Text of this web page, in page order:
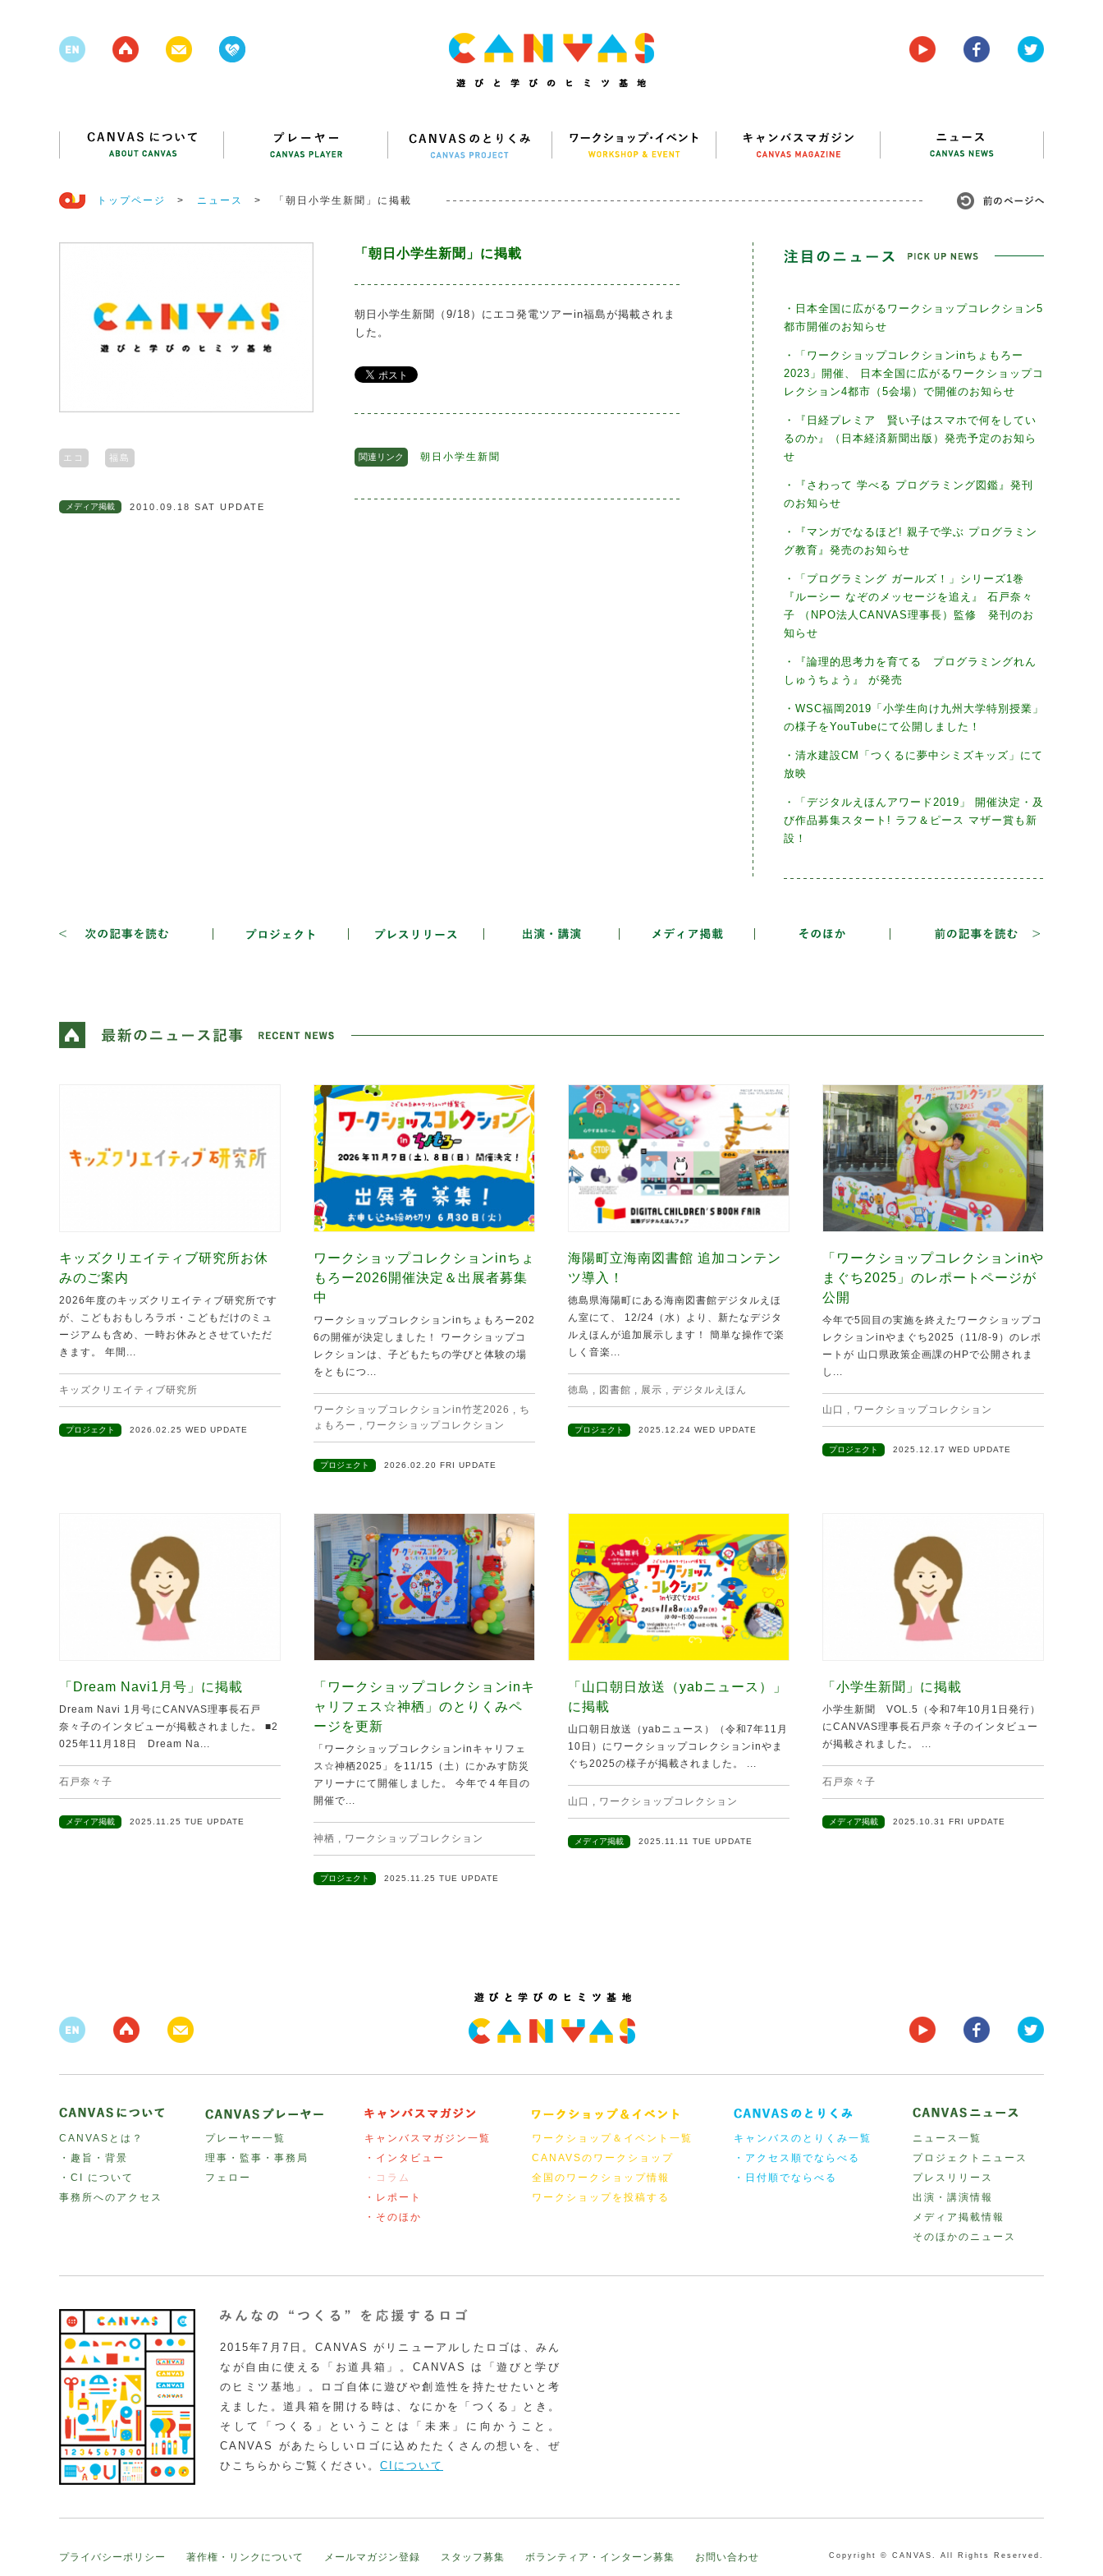
トップページ > ニュース > 「朝日小学生新聞」に掲載
エコ 福島
メディア掲載 2010.09.18 SAT UPDATE
「朝日小学生新聞」に掲載
朝日小学生新聞（9/18）にエコ発電ツアーin福島が掲載されま
した。
関連リンク 朝日小学生新聞
・日本全国に広がるワークショップコレクション5
都市開催のお知らせ
・「ワークショップコレクションinちょもろー
2023」開催、 日本全国に広がるワークショップコ
レクション4都市（5会場）で開催のお知らせ
・『日経プレミア 賢い子はスマホで何をしてい
るのか』（日本経済新聞出版）発売予定のお知ら
せ
・『さわって 学べる プログラミング図鑑』発刊
のお知らせ
・『マンガでなるほど! 親子で学ぶ プログラミン
グ教育』発売のお知らせ
・「プログラミング ガールズ！」シリーズ1巻
『ルーシー なぞのメッセージを追え』 石戸奈々
子 （NPO法人CANVAS理事長）監修 発刊のお
知らせ
・『論理的思考力を育てる プログラミングれん
しゅうちょう』 が発売
・WSC福岡2019「小学生向け九州大学特別授業」
の様子をYouTubeにて公開しました！
・清水建設CM「つくるに夢中シミズキッズ」にて
放映
・「デジタルえほんアワード2019」 開催決定・及
び作品募集スタート! ラフ＆ピース マザー賞も新
設！
キッズクリエイティブ研究所お休
みのご案内
2026年度のキッズクリエイティブ研究所です
が、こどもおもしろラボ・こどもだけのミュ
ージアムも含め、一時お休みとさせていただ
きます。 年間...
キッズクリエイティブ研究所
プロジェクト 2026.02.25 WED UPDATE
ワークショップコレクションinちょ
もろー2026開催決定＆出展者募集
中
ワークショップコレクションinちょもろー202
6の開催が決定しました！ ワークショップコ
レクションは、子どもたちの学びと体験の場
をともにつ...
ワークショップコレクションin竹芝2026 , ち
ょもろー , ワークショップコレクション
プロジェクト 2026.02.20 FRI UPDATE
海陽町立海南図書館 追加コンテン
ツ導入！
徳島県海陽町にある海南図書館デジタルえほ
ん室にて、 12/24（水）より、新たなデジタ
ルえほんが追加展示します！ 簡単な操作で楽
しく音楽...
徳島 , 図書館 , 展示 , デジタルえほん
プロジェクト 2025.12.24 WED UPDATE
「ワークショップコレクションinや
まぐち2025」のレポートページが
公開
今年で5回目の実施を終えたワークショップコ
レクションinやまぐち2025（11/8-9）のレポ
ートが 山口県政策企画課のHPで公開されま
し...
山口 , ワークショップコレクション
プロジェクト 2025.12.17 WED UPDATE
「Dream Navi1月号」に掲載
Dream Navi 1月号にCANVAS理事長石戸
奈々子のインタビューが掲載されました。 ■2
025年11月18日 Dream Na...
石戸奈々子
メディア掲載 2025.11.25 TUE UPDATE
「ワークショップコレクションinキ
ャリフェス☆神栖」のとりくみペ
ージを更新
「ワークショップコレクションinキャリフェ
ス☆神栖2025」を11/15（土）にかみす防災
アリーナにて開催しました。 今年で４年目の
開催で...
神栖 , ワークショップコレクション
プロジェクト 2025.11.25 TUE UPDATE
「山口朝日放送（yabニュース）」
に掲載
山口朝日放送（yabニュース）（令和7年11月
10日）にワークショップコレクションinやま
ぐち2025の様子が掲載されました。 ...
山口 , ワークショップコレクション
メディア掲載 2025.11.11 TUE UPDATE
「小学生新聞」に掲載
小学生新聞 VOL.5（令和7年10月1日発行）
にCANVAS理事長石戸奈々子のインタビュー
が掲載されました。 ...
石戸奈々子
メディア掲載 2025.10.31 FRI UPDATE
CANVASとは？
・趣旨・背景
・CI について
事務所へのアクセス
プレーヤー一覧
理事・監事・事務局
フェロー
キャンバスマガジン一覧
・インタビュー
・コラム
・レポート
・そのほか
ワークショップ＆イベント一覧
CANAVSのワークショップ
全国のワークショップ情報
ワークショップを投稿する
キャンバスのとりくみ一覧
・アクセス順でならべる
・日付順でならべる
ニュース一覧
プロジェクトニュース
プレスリリース
出演・講演情報
メディア掲載情報
そのほかのニュース
2015年7月7日。CANVAS がリニューアルしたロゴは、みん
なが自由に使える「お道具箱」。CANVAS は「遊びと学び
のヒミツ基地」。ロゴ自体に遊びや創造性を持たせたいと考
えました。道具箱を開ける時は、なにかを「つくる」とき。
そして「つくる」ということは「未来」に向かうこと。
CANVAS があたらしいロゴに込めたたくさんの想いを、ぜ
ひこちらからご覧ください。 CIについて
プライバシーポリシー 著作権・リンクについて メールマガジン登録 スタッフ募集 ボランティア・インターン募集 お問い合わせ Copyright © CANVAS. All Rights Reserved.